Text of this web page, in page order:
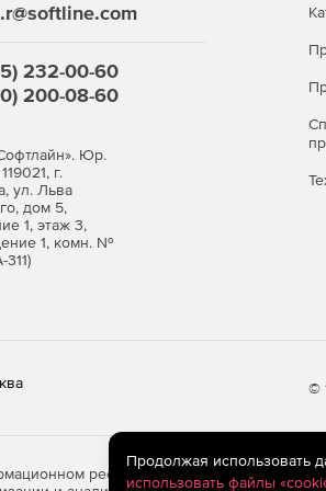
данных управления конфигурациями.
232-00-60
200-08-60
Юр.
г.
ул. Льва
дом 5,
1, этаж 3,
1, комн. №
311)
©
ресурсе store.softline.ru
Продолжая использовать
использовать файлы